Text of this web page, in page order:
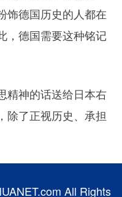
饰德国历史的人都在
，德国需要这种铭记
神的话送给日本右
除了正视历史、承担
All Rights